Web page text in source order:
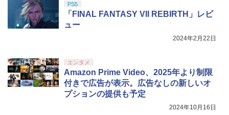
PS5
「FINAL FANTASY VII REBIRTH」レビ
ュー
2024年2月22日
エンタメ
Amazon Prime Video、2025年より制限
付きで広告が表示。広告なしの新しいオ
プションの提供も予定
2024年10月16日